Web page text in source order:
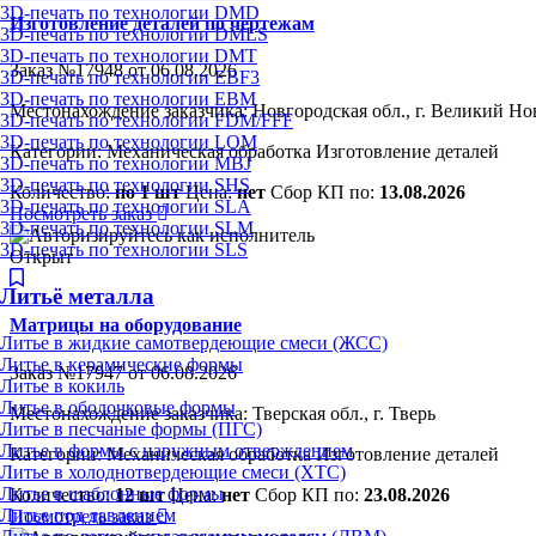
3D-печать по технологии DMD
3D-печать по технологии DMLS
3D-печать по технологии DMT
3D-печать по технологии EBF3
3D-печать по технологии EBM
3D-печать по технологии FDM/FFF
3D-печать по технологии LOM
3D-печать по технологии MBJ
3D-печать по технологии SHS
3D-печать по технологии SLA
3D-печать по технологии SLM
3D-печать по технологии SLS
Литьё металла
Литье в жидкие самотвердеющие смеси (ЖСС)
Литье в керамические формы
Литье в кокиль
Литье в оболочковые формы
Литье в песчаные формы (ПГС)
Литье в формы с наружным отверждением
Литье в холоднотвердеющие смеси (ХТС)
Литье в шаблонные формы
Литье под давлением
Изготовление деталей по чертежам
Заказ №17948 от 06.08.2026
Местонахождение заказчика: Новгородская обл., г. Великий
Категории:Механическая обработка Изготовление деталей
Количество:по 1 шт Цена:нет Сбор КП по: 13.08.2026
Посмотреть заказ
Открыт
Матрицы на оборудование
Заказ №17947 от 06.08.2026
Местонахождение заказчика: Тверская обл., г. Тверь
Категории:Механическая обработка Изготовление деталей
Количество:12 шт Цена:нет Сбор КП по: 23.08.2026
Посмотреть заказ